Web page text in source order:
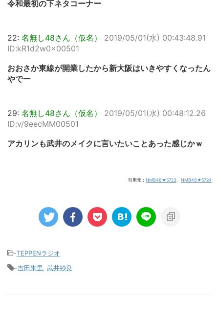
令和最初の下ネタコーナー
22: 名無し48さん（仮名）
2019/05/01(水) 00:43:48.91
ID:kR1d2w0x00501
おおさか東線が開業したから新大阪はいきやすくなったん
やでー
29: 名無し48さん（仮名）
2019/05/01(水) 00:48:12.26
ID:v/9eecMM00501
アカリンも武井のメイクに言いたいことあった感じかｗ
引用元： NMB48★5723 NMB48★5724
-TEPPENラジオ
-吉田朱里 武井紗良